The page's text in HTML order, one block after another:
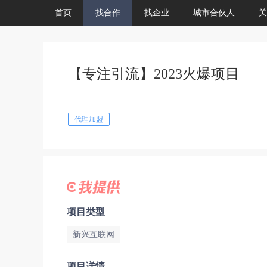
首页 找合作 找企业 城市合伙人
【专注引流】2023火爆项目
代理加盟
项目类型
新兴互联网